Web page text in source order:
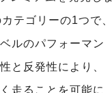
テゴリーの1つで、
ルのパフォーマン
と反発性により、
走ることを可能に